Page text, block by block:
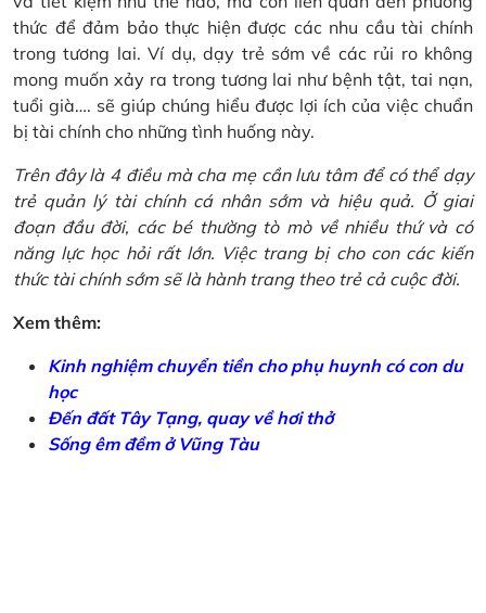
thức để đảm bảo thực hiện được các nhu cầu tài chính
trong tương lai. Ví dụ, dạy trẻ sớm về các rủi ro không
mong muốn xảy ra trong tương lai như bệnh tật, tai nạn,
tuổi già…. sẽ giúp chúng hiểu được lợi ích của việc chuẩn
bị tài chính cho những tình huống này.
Trên đây là 4 điều mà cha mẹ cần lưu tâm để có thể dạy
trẻ quản lý tài chính cá nhân sớm và hiệu quả. Ở giai
đoạn đầu đời, các bé thường tò mò về nhiều thứ và có
năng lực học hỏi rất lớn. Việc trang bị cho con các kiến
thức tài chính sớm sẽ là hành trang theo trẻ cả cuộc đời.
Xem thêm:
Kinh nghiệm chuyển tiền cho phụ huynh có con du
học
Đến đất Tây Tạng, quay về hơi thở
Sống êm đềm ở Vũng Tàu